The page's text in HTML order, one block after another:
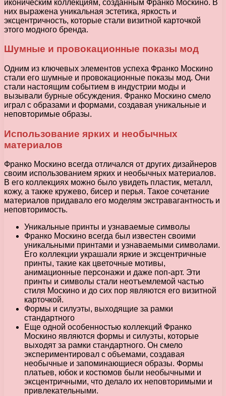
иконическим коллекциям, созданным Франко Москино. В
них выражена уникальная эстетика, яркость и
эксцентричность, которые стали визитной карточкой
этого модного бренда.
Шумные и провокационные показы мод
Одним из ключевых элементов успеха Франко Москино
стали его шумные и провокационные показы мод. Они
стали настоящим событием в индустрии моды и
вызывали бурные обсуждения. Франко Москино смело
играл с образами и формами, создавая уникальные и
неповторимые образы.
Использование ярких и необычных
материалов
Франко Москино всегда отличался от других дизайнеров
своим использованием ярких и необычных материалов.
В его коллекциях можно было увидеть пластик, металл,
кожу, а также кружево, бисер и перья. Такое сочетание
материалов придавало его моделям экстравагантность и
неповторимость.
Уникальные принты и узнаваемые символы
Франко Москино всегда был известен своими
уникальными принтами и узнаваемыми символами.
Его коллекции украшали яркие и эксцентричные
принты, такие как цветочные мотивы,
анимационные персонажи и даже поп-арт. Эти
принты и символы стали неотъемлемой частью
стиля Москино и до сих пор являются его визитной
карточкой.
Формы и силуэты, выходящие за рамки
стандартного
Еще одной особенностью коллекций Франко
Москино являются формы и силуэты, которые
выходят за рамки стандартного. Он смело
экспериментировал с объемами, создавая
необычные и запоминающиеся образы. Формы
платьев, юбок и костюмов были необычными и
эксцентричными, что делало их неповторимыми и
привлекательными.